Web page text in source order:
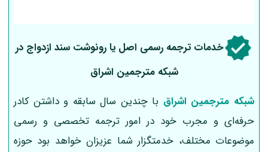
خدمات ترجمه رسمی اصل یا رونوشت سند ازدواج در
شبکه مترجمین اشراق
شبکه مترجمین اشراق با چندین سال سابقه و داشتن کادر
حرفه‌ای و مجرب خود در امور ترجمه تخصصی و رسمی
موضوعات مختلف، خدمتگزار شما عزیزان خواهد بود حوزه